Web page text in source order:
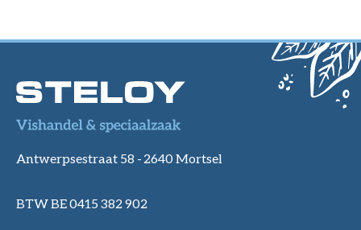
Antwerpsestraat 58 - 2640 Mortsel
BTW BE 0415 382 902